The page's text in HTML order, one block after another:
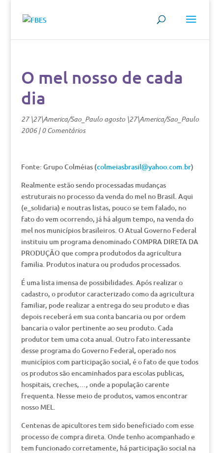
O mel nosso de cada
dia
27 \27\America/Sao_Paulo agosto \27\America/Sao_Paulo
2006|0 Comentários
Fonte: Grupo Colméias (colmeiasbrasil@yahoo.com.br)
Realmente estão sendo processadas mudanças
estruturais no processo da venda do mel no Brasil. Aqui
(e_solidaria) e noutras listas, pouco se tem falado, no
fato do vem ocorrendo, já há algum tempo, na venda do
mel nos municípios brasileiros. O Atual Governo Federal
instituiu um programa denominado COMPRA DIRETA DA
PRODUÇÃO que compra produtodos da agricultura
familia. Produtos inatura ou produdos processados.
É uma lista imensa de possibilidades. Após realizar o
cadastro, o produtor caracterizado como da agricultura
familiar, pode realizar a entrega do seu produto e dias
depois receberá em sua conta bancaria ou por ordem
bancaria o valor pertinente ao seu produto. Cada
produtor tem uma cota anual. Outro fato interessante
desse programa do Governo Federal, operado nos
municípios com participação social, é o fato de que todos
os produtos são encaminhados para escolas publicas,
hospitais, creches,…, onde a população carente
frequenta. Nesse meio de produtos, vamos encontrar
nosso MEL.
Centenas de apicultores tem sido beneficiado com esse
processo de compra direta. Onde tenho acompanhado e
tem funcionado corretamente, há participação social na